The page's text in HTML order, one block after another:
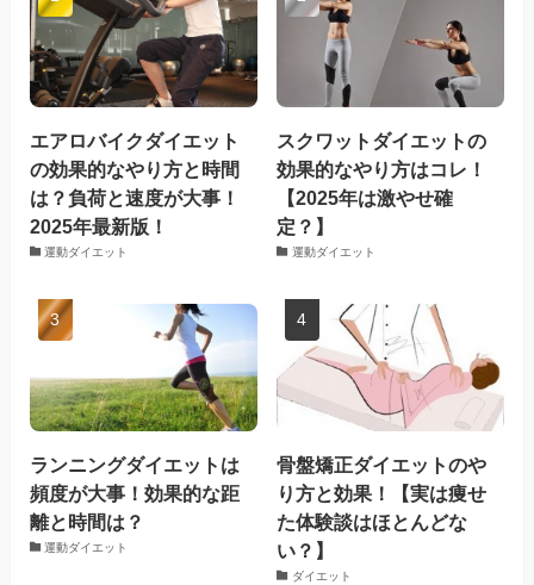
エアロバイクダイエット
の効果的なやり方と時間
は？負荷と速度が大事！
2025年最新版！
運動ダイエット
スクワットダイエットの
効果的なやり方はコレ！
【2025年は激やせ確
定？】
運動ダイエット
ランニングダイエットは
頻度が大事！効果的な距
離と時間は？
運動ダイエット
骨盤矯正ダイエットのや
り方と効果！【実は痩せ
た体験談はほとんどな
い？】
ダイエット